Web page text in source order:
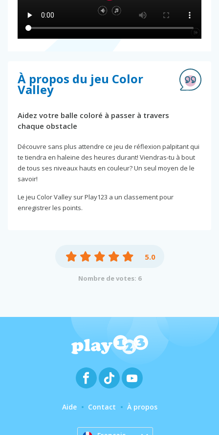
À propos du jeu Color
Valley
Aidez votre balle coloré à passer à travers
chaque obstacle
Découvre sans plus attendre ce jeu de réflexion palpitant qui
te tiendra en haleine des heures durant! Viendras-tu à bout
de tous ses niveaux hauts en couleur? Un seul moyen de le
savoir!
Le jeu Color Valley sur Play123 a un classement pour
enregistrer les points.
5.0
Nombre de votes: 6
Aide Contact À propos